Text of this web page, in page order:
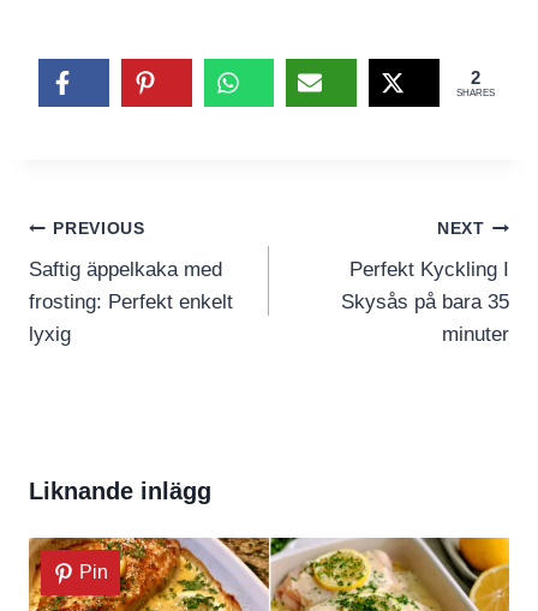
2
SHARES
Inläggsnavigering
PREVIOUS
Saftig äppelkaka med
frosting: Perfekt enkelt
lyxig
NEXT
Perfekt Kyckling I
Skysås på bara 35
minuter
Liknande inlägg
Pin